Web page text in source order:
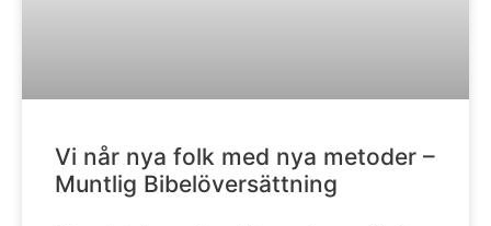
Vi når nya folk med nya metoder –
Muntlig Bibelöversättning